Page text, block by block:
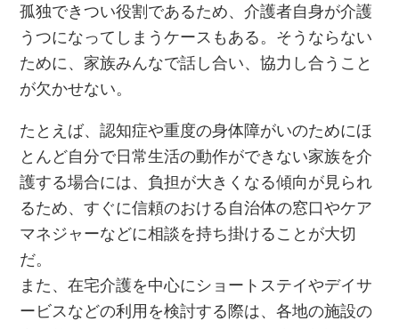
孤独できつい役割であるため、介護者自身が介護
うつになってしまうケースもある。そうならない
ために、家族みんなで話し合い、協力し合うこと
が欠かせない。
たとえば、認知症や重度の身体障がいのためにほ
とんど自分で日常生活の動作ができない家族を介
護する場合には、負担が大きくなる傾向が見られ
るため、すぐに信頼のおける自治体の窓口やケア
マネジャーなどに相談を持ち掛けることが大切
だ。
また、在宅介護を中心にショートステイやデイサ
ービスなどの利用を検討する際は、各地の施設の